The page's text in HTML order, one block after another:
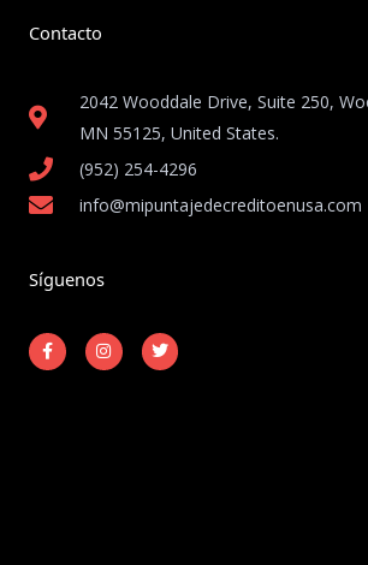
Contacto
2042 Wooddale Drive, Suite 250,
MN 55125, United States​.
(952) 254-4296
info@mipuntajedecreditoenusa.com
Síguenos
F
a
c
I
n
s
T
w
i